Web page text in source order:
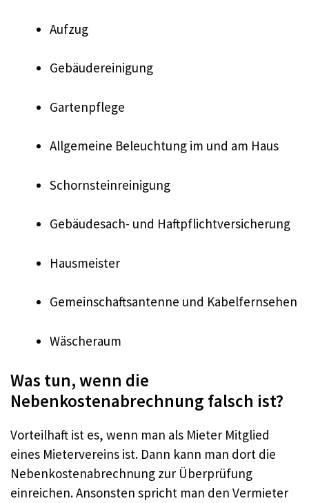
Aufzug
Gebäudereinigung
Gartenpflege
Allgemeine Beleuchtung im und am Haus
Schornsteinreinigung
Gebäudesach- und Haftpflichtversicherung
Hausmeister
Gemeinschaftsantenne und Kabelfernsehen
Wäscheraum
Was tun, wenn die
Nebenkostenabrechnung falsch ist?
Vorteilhaft ist es, wenn man als Mieter Mitglied
eines Mietervereins ist. Dann kann man dort die
Nebenkostenabrechnung zur Überprüfung
einreichen. Ansonsten spricht man den Vermieter